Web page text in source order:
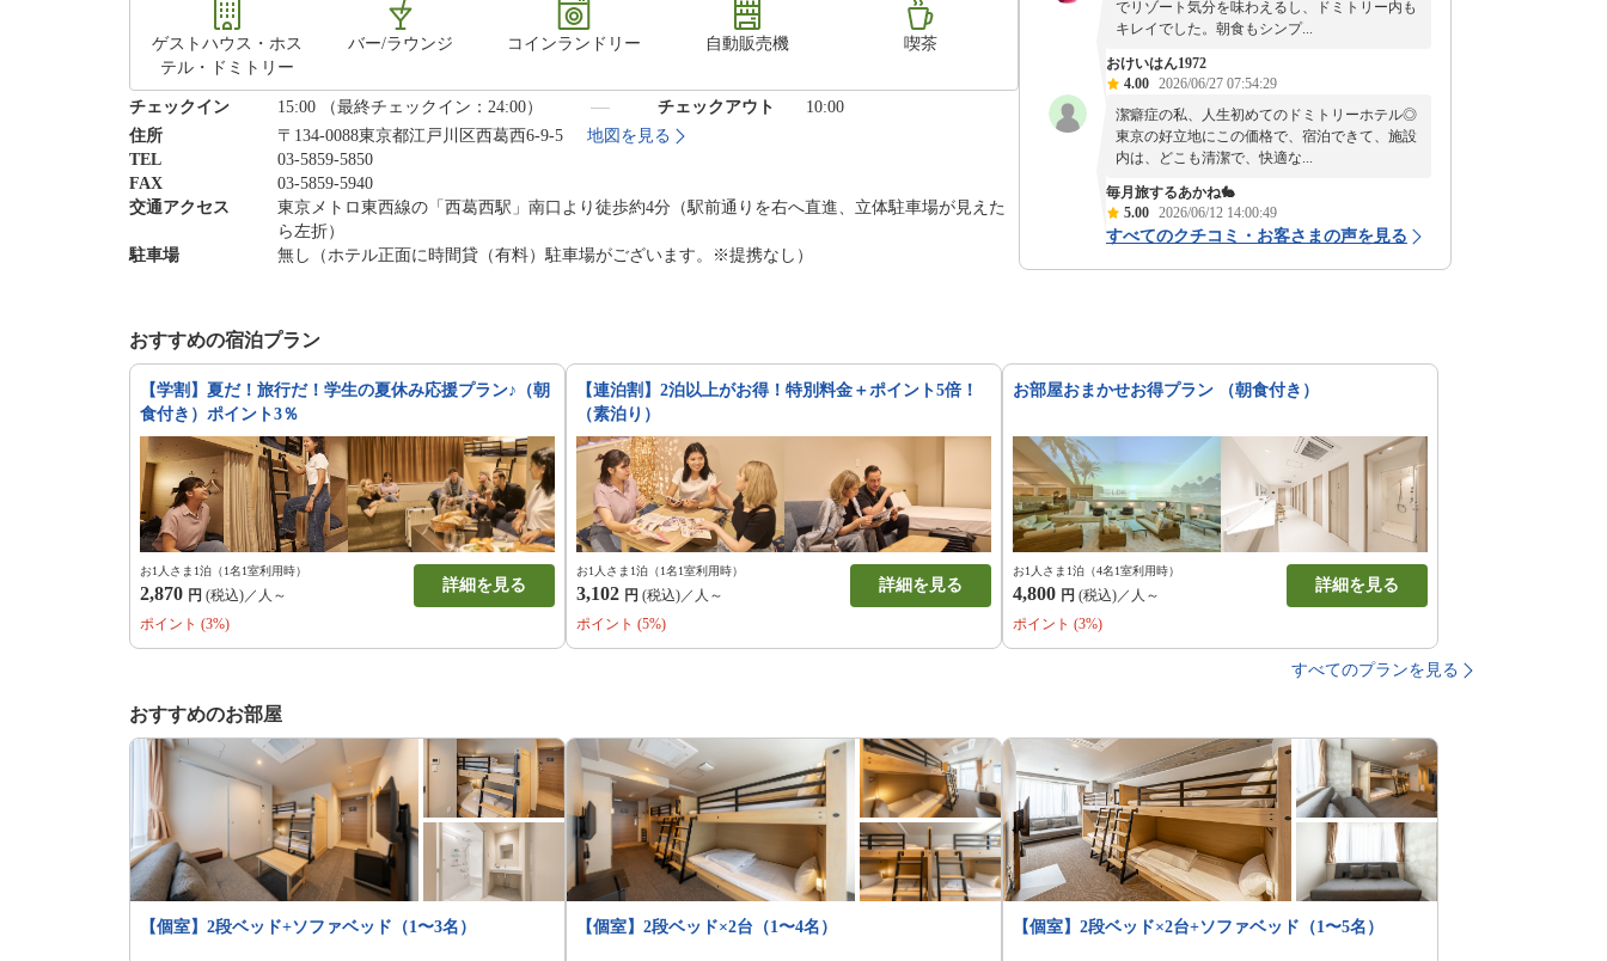
ゲストハウス・ホス
テル・ドミトリー
バー/ラウンジ コインランドリー 自動販売機 喫茶
チェックイン 15:00 （最終チェックイン：24:00） チェックアウト
10:00
住所
〒134-0088東京都江戸川区西葛西6-9-5
地図を見る
TEL
03-5859-5850
FAX
03-5859-5940
交通アクセス
東京メトロ東西線の「西葛西駅」南口より徒歩約4分（駅前通りを右へ直進、立体駐車場が見えた
ら左折）
駐車場
無し（ホテル正面に時間貸（有料）駐車場がございます。※提携なし）
でリゾート気分を味わえるし、ドミトリー内も
キレイでした。朝食もシンプ...
おけいはん1972
4.00 2026/06/27 07:54:29
潔癖症の私、人生初めてのドミトリーホテル◎
東京の好立地にこの価格で、宿泊できて、施設
内は、どこも清潔で、快適な...
毎月旅するあかね🐇
5.00 2026/06/12 14:00:49
すべてのクチコミ・お客さまの声を見る
おすすめの宿泊プラン
【学割】夏だ！旅行だ！学生の夏休み応援プラン♪（朝
食付き）ポイント3％
お1人さま1泊（1名1室利用時）
2,870 円 (税込)／人～
詳細を見る
ポイント (3%)
【連泊割】2泊以上がお得！特別料金＋ポイント5倍！
（素泊り）
お1人さま1泊（1名1室利用時）
3,102 円 (税込)／人～
詳細を見る
ポイント (5%)
お部屋おまかせお得プラン （朝食付き）
お1人さま1泊（4名1室利用時）
4,800 円 (税込)／人～
詳細を見る
ポイント (3%)
すべてのプランを見る
おすすめのお部屋
【個室】2段ベッド+ソファベッド（1〜3名） 【個室】2段ベッド×2台（1〜4名） 【個室】2段ベッド×2台+ソファベッド（1〜5名）